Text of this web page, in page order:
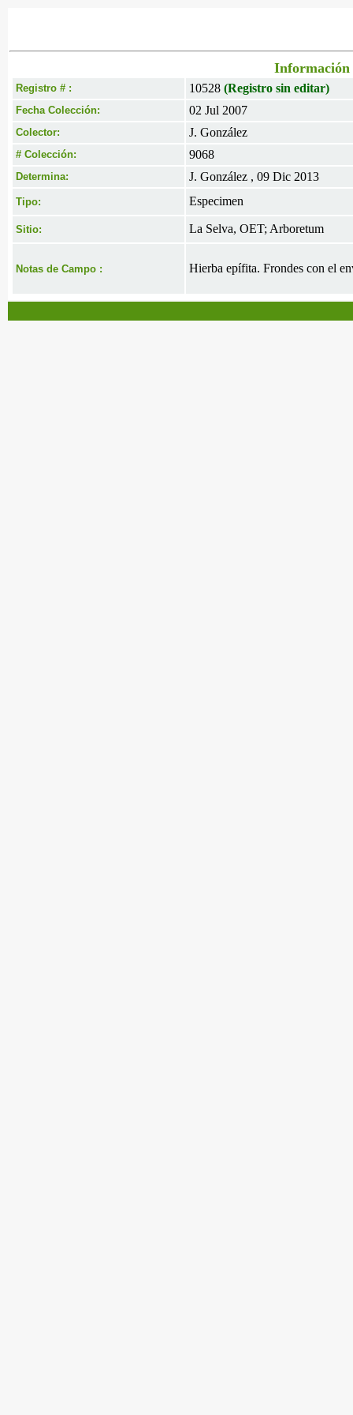
Información
Registro # : 10528 (Registro sin editar)
Fecha Colección: 02 Jul 2007
Colector: J. González
# Colección: 9068
Determina: J. González , 09 Dic 2013
Tipo: Especimen
Sitio: La Selva, OET; Arboretum
Notas de Campo : Hierba epífita. Frondes con el